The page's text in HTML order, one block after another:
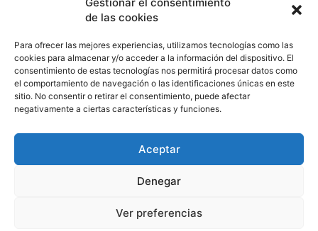
de las cookies
Para ofrecer las mejores experiencias, utilizamos tecnologías como las
cookies para almacenar y/o acceder a la información del dispositivo. El
consentimiento de estas tecnologías nos permitirá procesar datos como
el comportamiento de navegación o las identificaciones únicas en este
sitio. No consentir o retirar el consentimiento, puede afectar
negativamente a ciertas características y funciones.
Aceptar
Denegar
Ver preferencias